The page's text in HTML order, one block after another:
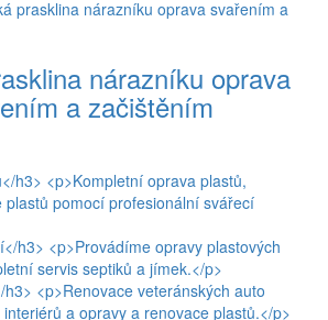
nárazníku oprava
a začištěním